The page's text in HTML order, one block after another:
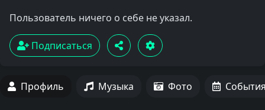
Пользователь ничего о себе не указал.
Подписаться
Профиль Музыка Фото